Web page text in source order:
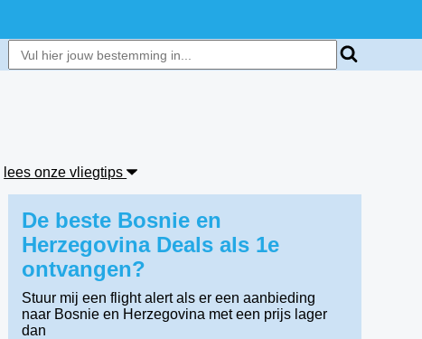
lees onze vliegtips
De beste Bosnie en
Herzegovina Deals als 1e
ontvangen?
Stuur mij een flight alert als er een aanbieding
naar Bosnie en Herzegovina met een prijs lager
dan